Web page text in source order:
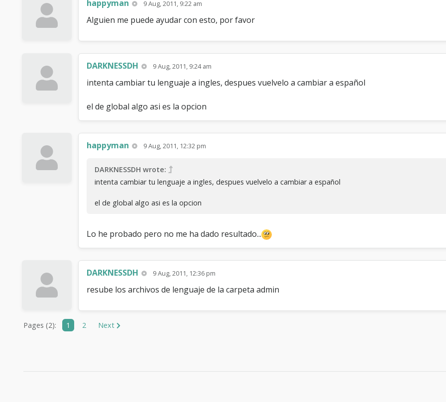
happyman 9 Aug, 2011, 9:22 am
Alguien me puede ayudar con esto, por favor
DARKNESSDH 9 Aug, 2011, 9:24 am
intenta cambiar tu lenguaje a ingles, despues vuelvelo a cambiar a español
el de global algo asi es la opcion
happyman 9 Aug, 2011, 12:32 pm
DARKNESSDH wrote:
intenta cambiar tu lenguaje a ingles, despues vuelvelo a cambiar a español
el de global algo asi es la opcion
Lo he probado pero no me ha dado resultado...
DARKNESSDH 9 Aug, 2011, 12:36 pm
resube los archivos de lenguaje de la carpeta admin
Pages (2): 1 2 Next